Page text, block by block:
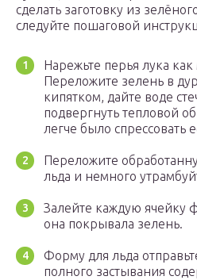
сделать заготовку из
следуйте пошаговой
Нарежьте перья лука
Переложите зелень в
кипятком, дайте воде
подвергнуть тепловой
легче было спрессовать
Переложите
льда и немного
Залейте каждую ячейку
она покрывала зелень.
Форму для льда
полного застывания